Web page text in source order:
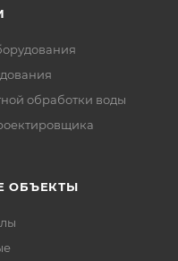
обработки воды
ОБЪЕКТЫ